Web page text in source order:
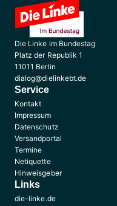
Die Linke im Bundestag
Platz der Republik 1
11011 Berlin
dialog@dielinkebt.de
Service
Kontakt
Impressum
Datenschutz
Versandportal
Termine
Netiquette
Hinweisgeber
Links
die-linke.de